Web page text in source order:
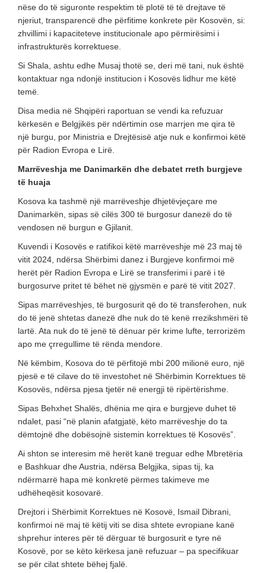
nëse do të siguronte respektim të plotë të të drejtave të
njeriut, transparencë dhe përfitime konkrete për Kosovën, si:
zhvillimi i kapaciteteve institucionale apo përmirësimi i
infrastrukturës korrektuese.
Si Shala, ashtu edhe Musaj thotë se, deri më tani, nuk është
kontaktuar nga ndonjë institucion i Kosovës lidhur me këtë
temë.
Disa media në Shqipëri raportuan se vendi ka refuzuar
kërkesën e Belgjikës për ndërtimin ose marrjen me qira të
një burgu, por Ministria e Drejtësisë atje nuk e konfirmoi këtë
për Radion Evropa e Lirë.
Marrëveshja me Danimarkën dhe debatet rreth burgjeve
të huaja
Kosova ka tashmë një marrëveshje dhjetëvjeçare me
Danimarkën, sipas së cilës 300 të burgosur danezë do të
vendosen në burgun e Gjilanit.
Kuvendi i Kosovës e ratifikoi këtë marrëveshje më 23 maj të
vitit 2024, ndërsa Shërbimi danez i Burgjeve konfirmoi më
herët për Radion Evropa e Lirë se transferimi i parë i të
burgosurve pritet të bëhet në gjysmën e parë të vitit 2027.
Sipas marrëveshjes, të burgosurit që do të transferohen, nuk
do të jenë shtetas danezë dhe nuk do të kenë rrezikshmëri të
lartë. Ata nuk do të jenë të dënuar për krime lufte, terrorizëm
apo me çrregullime të rënda mendore.
Në këmbim, Kosova do të përfitojë mbi 200 milionë euro, një
pjesë e të cilave do të investohet në Shërbimin Korrektues të
Kosovës, ndërsa pjesa tjetër në energji të ripërtërishme.
Sipas Behxhet Shalës, dhënia me qira e burgjeve duhet të
ndalet, pasi “në planin afatgjatë, këto marrëveshje do ta
dëmtojnë dhe dobësojnë sistemin korrektues të Kosovës”.
Ai shton se interesim më herët kanë treguar edhe Mbretëria
e Bashkuar dhe Austria, ndërsa Belgjika, sipas tij, ka
ndërmarrë hapa më konkretë përmes takimeve me
udhëheqësit kosovarë.
Drejtori i Shërbimit Korrektues në Kosovë, Ismail Dibrani,
konfirmoi në maj të këtij viti se disa shtete evropiane kanë
shprehur interes për të dërguar të burgosurit e tyre në
Kosovë, por se këto kërkesa janë refuzuar – pa specifikuar
se për cilat shtete bëhej fjalë.